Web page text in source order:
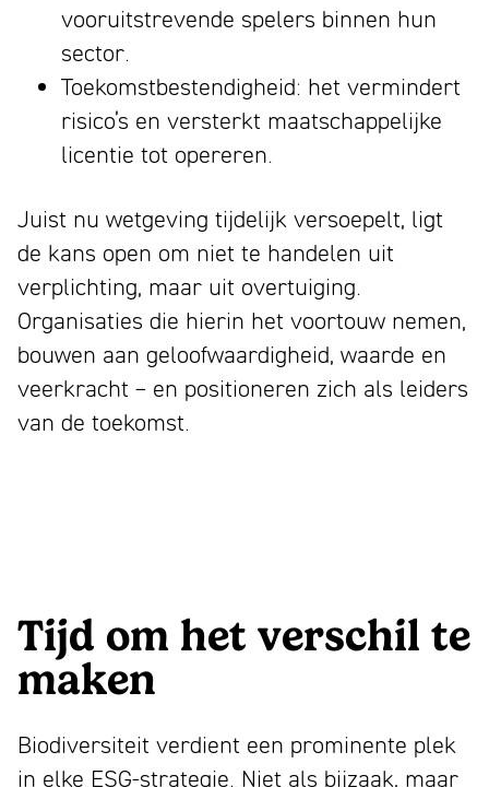
vooruitstrevende spelers binnen hun
sector.
Toekomstbestendigheid: het vermindert
risico’s en versterkt maatschappelijke
licentie tot opereren.
Juist nu wetgeving tijdelijk versoepelt, ligt
de kans open om niet te handelen uit
verplichting, maar uit overtuiging.
Organisaties die hierin het voortouw nemen,
bouwen aan geloofwaardigheid, waarde en
veerkracht – en positioneren zich als leiders
van de toekomst.
Tijd om het verschil te
maken
Biodiversiteit verdient een prominente plek
in elke ESG-strategie. Niet als bijzaak, maar